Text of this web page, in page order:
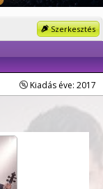
Szerkesztés
Kiadás éve: 2017